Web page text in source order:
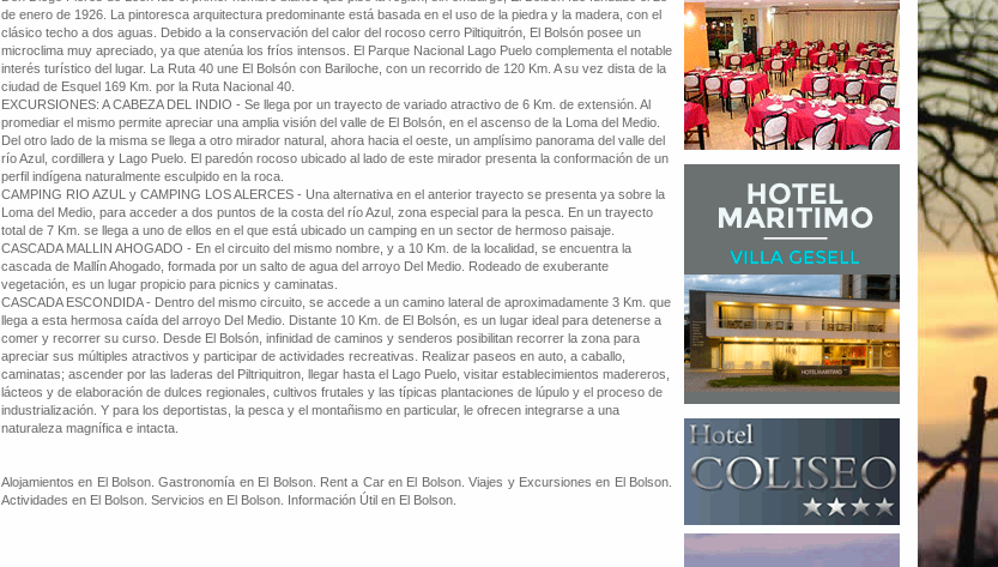
de enero de 1926. La pintoresca arquitectura predominante está basada en el uso de la piedra y la madera, con el
clásico techo a dos aguas. Debido a la conservación del calor del rocoso cerro Piltiquitrón, El Bolsón posee un
microclima muy apreciado, ya que atenúa los fríos intensos. El Parque Nacional Lago Puelo complementa el notable
interés turístico del lugar. La Ruta 40 une El Bolsón con Bariloche, con un recorrido de 120 Km. A su vez dista de la
ciudad de Esquel 169 Km. por la Ruta Nacional 40.
EXCURSIONES: A CABEZA DEL INDIO - Se llega por un trayecto de variado atractivo de 6 Km. de extensión. Al
promediar el mismo permite apreciar una amplia visión del valle de El Bolsón, en el ascenso de la Loma del Medio.
Del otro lado de la misma se llega a otro mirador natural, ahora hacia el oeste, un amplísimo panorama del valle del
río Azul, cordillera y Lago Puelo. El paredón rocoso ubicado al lado de este mirador presenta la conformación de un
perfil indígena naturalmente esculpido en la roca.
CAMPING RIO AZUL y CAMPING LOS ALERCES - Una alternativa en el anterior trayecto se presenta ya sobre la
Loma del Medio, para acceder a dos puntos de la costa del río Azul, zona especial para la pesca. En un trayecto
total de 7 Km. se llega a uno de ellos en el que está ubicado un camping en un sector de hermoso paisaje.
CASCADA MALLIN AHOGADO - En el circuito del mismo nombre, y a 10 Km. de la localidad, se encuentra la
cascada de Mallín Ahogado, formada por un salto de agua del arroyo Del Medio. Rodeado de exuberante
vegetación, es un lugar propicio para picnics y caminatas.
CASCADA ESCONDIDA - Dentro del mismo circuito, se accede a un camino lateral de aproximadamente 3 Km. que
llega a esta hermosa caída del arroyo Del Medio. Distante 10 Km. de El Bolsón, es un lugar ideal para detenerse a
comer y recorrer su curso. Desde El Bolsón, infinidad de caminos y senderos posibilitan recorrer la zona para
apreciar sus múltiples atractivos y participar de actividades recreativas. Realizar paseos en auto, a caballo,
caminatas; ascender por las laderas del Piltriquitron, llegar hasta el Lago Puelo, visitar establecimientos madereros,
lácteos y de elaboración de dulces regionales, cultivos frutales y las típicas plantaciones de lúpulo y el proceso de
industrialización. Y para los deportistas, la pesca y el montañismo en particular, le ofrecen integrarse a una
naturaleza magnífica e intacta.
Alojamientos en El Bolson. Gastronomía en El Bolson. Rent a Car en El Bolson. Viajes y Excursiones en El Bolson.
Actividades en El Bolson. Servicios en El Bolson. Información Útil en El Bolson.